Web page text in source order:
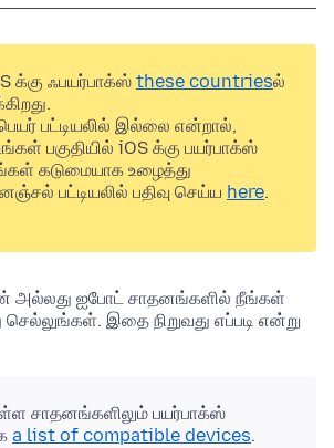
க்கு ஃபயர்பாக்ஸ் these countriesல்
பட்டியலில் இல்லை என்றால்,
பகுதியில் iOS க்கு பயர்பாக்ஸ்
கடுமையாக உழைத்து
பட்டியலில் பதிவு செய்ய here.
அல்லது ஐபோட் சாதனங்களில் நீங்கள்
இதை நிறுவது எப்படி என்று
சாதனங்களிலும் பயர்பாக்ஸ்
a list of compatible devices.